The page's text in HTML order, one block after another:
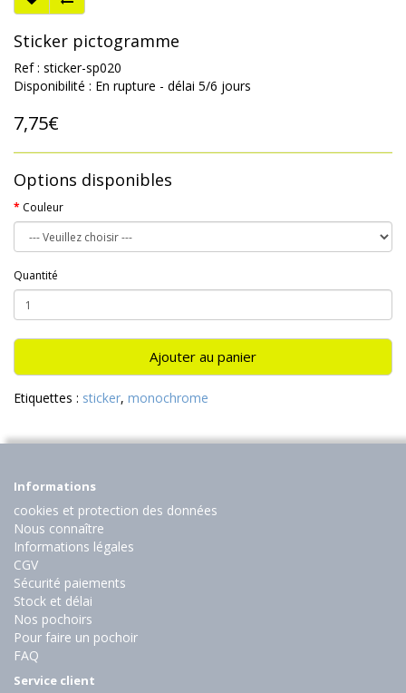
Sticker pictogramme
Ref : sticker-sp020
Disponibilité : En rupture - délai 5/6 jours
7,75€
Options disponibles
Couleur
Quantité
Ajouter au panier
Etiquettes : sticker, monochrome
Informations
cookies et protection des données
Nous connaître
Informations légales
CGV
Sécurité paiements
Stock et délai
Nos pochoirs
Pour faire un pochoir
FAQ
Service client